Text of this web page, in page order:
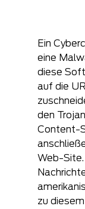
Ein
eine
diese
auf die
den
Content-
Web-
zu